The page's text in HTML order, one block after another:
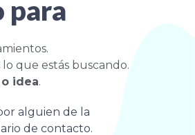
para
lo que estás buscando.
idea.
alguien de la
de contacto.